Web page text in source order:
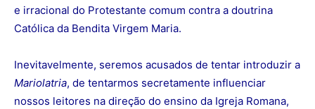
e irracional do Protestante comum contra a doutrina
Católica da Bendita Virgem Maria.
Inevitavelmente, seremos acusados de tentar introduzir a
Mariolatria, de tentarmos secretamente influenciar
nossos leitores na direção do ensino da Igreja Romana,